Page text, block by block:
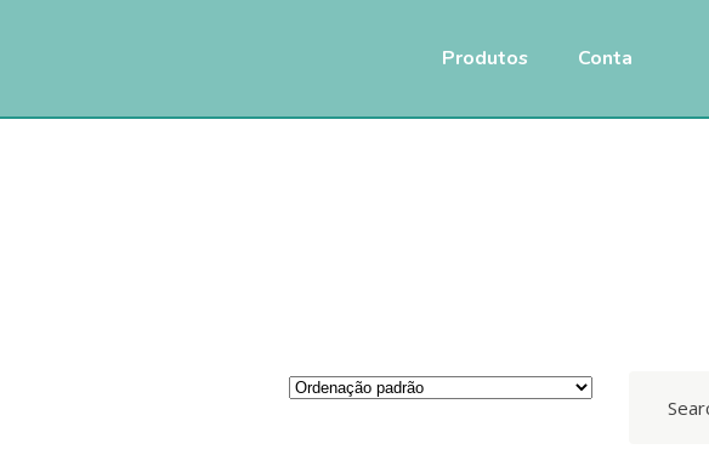
Produtos Conta